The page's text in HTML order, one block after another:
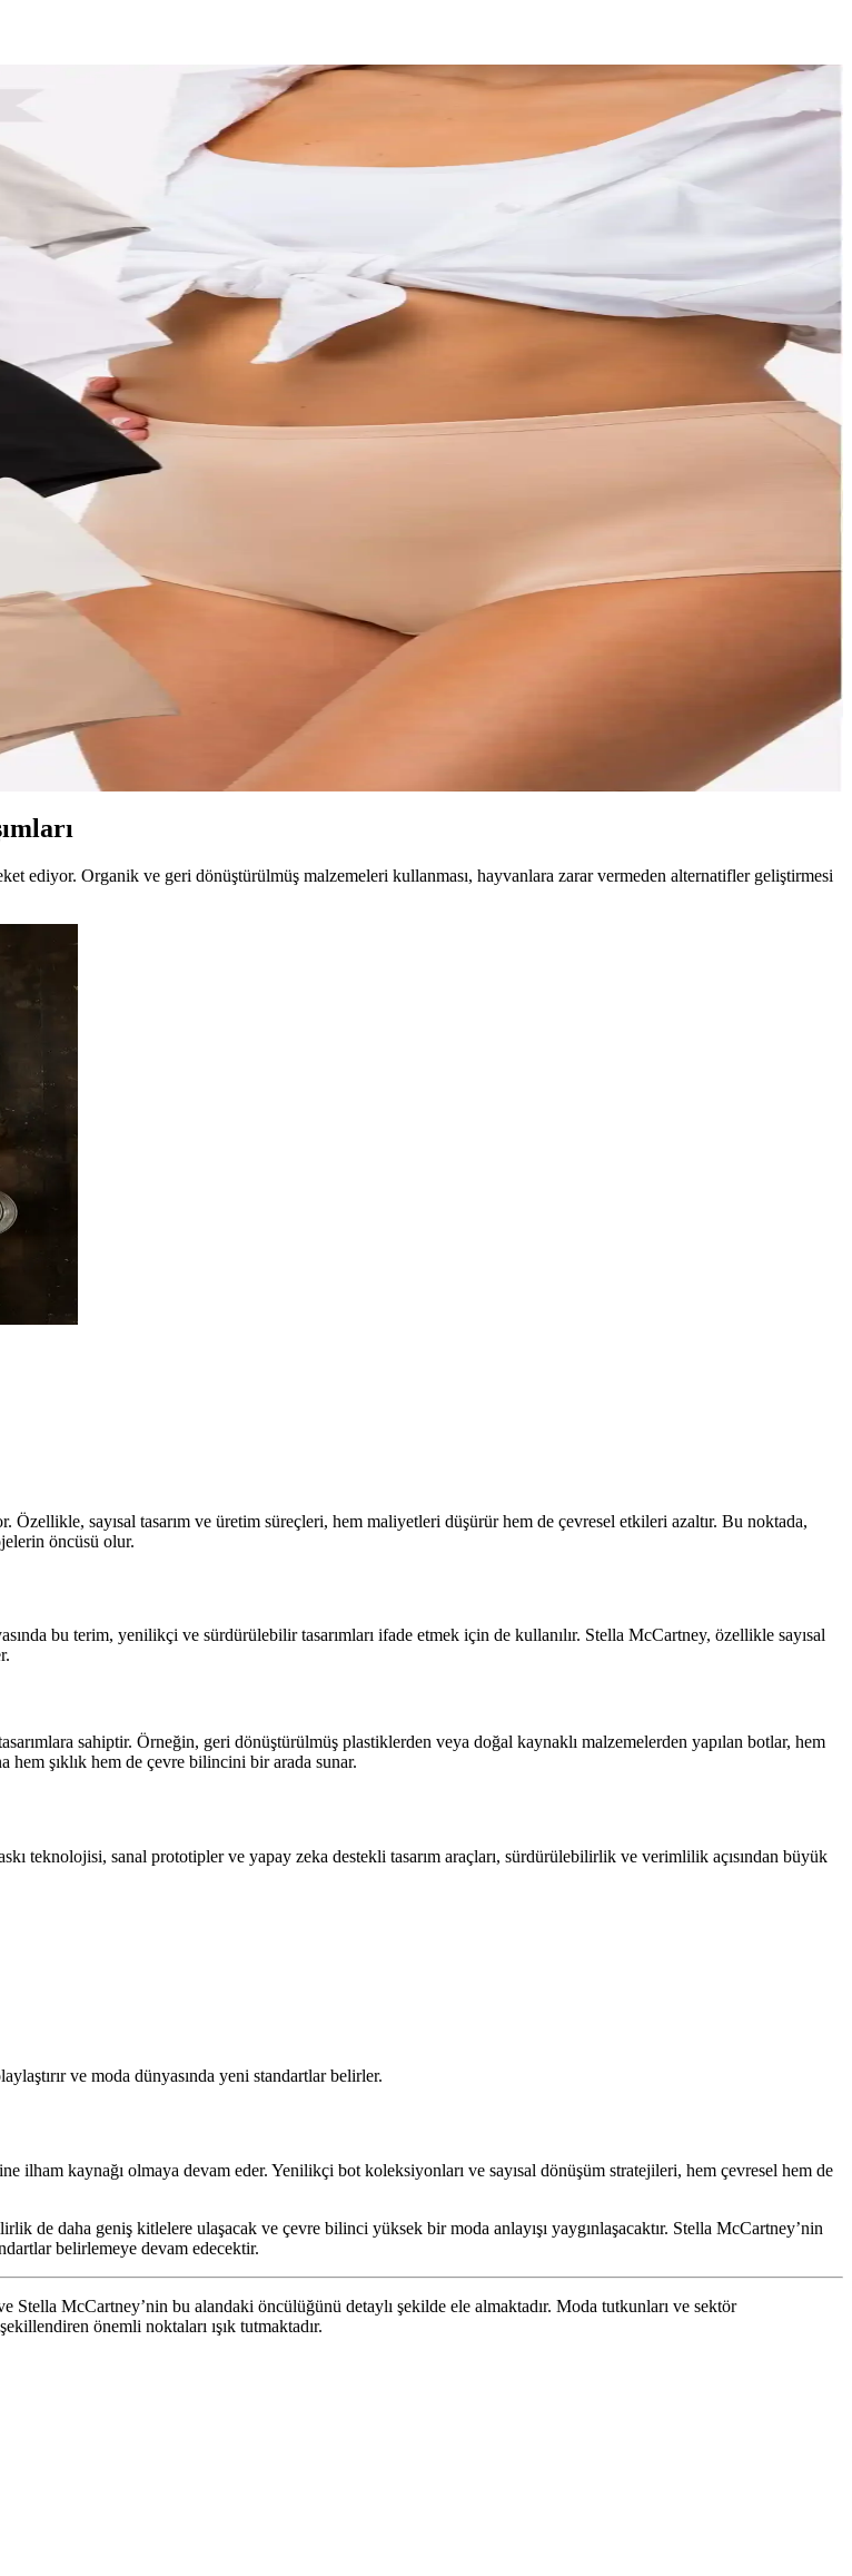
Yöntemler
kaliteli kumaş seçimi, küçük sürdürülebilir markalar ve dikiş öğrenme gibi stratejiler önemlidir.
modeller ve uygun fiyat seçenekleriyle öğrencilere ideal bir tercih sağlar.
Kullanım İçin
sunar. Dayanıklı, çevre dostu ve her tarzla uyum sağlayan bu ürünler, gardrobunuzun vazgeçilmezleri arasında
İpuçları
tarza ve bütçeye uygun ürünler sunar.
ve şıklık arayanlar için ideal, enerjik tasarımıyla dikkat çekiyor.
şık görünmenizi sağlar. Kombinasyon önerileriyle stilinizi tamamlayın.
ve stil önerileriyle soğuk havalarda modern ve rahat görünüm sağlayın.
Tasarımıyla Konfor Sunar
konfor ve destek sağlar, çeşitli renk seçenekleriyle günlük kullanım için idealdir.
ediyor. Organik ve geri dönüştürülmüş malzemeleri kullanması, hayvanlara zarar vermeden alternatifler geliştirmesi
sayısal tasarım ve üretim süreçleri, hem maliyetleri düşürür hem de çevresel etkileri azaltır. Bu noktada,
öncüsü olur.
bu terim, yenilikçi ve sürdürülebilir tasarımları ifade etmek için de kullanılır. Stella McCartney, özellikle sayısal
sahiptir. Örneğin, geri dönüştürülmüş plastiklerden veya doğal kaynaklı malzemelerden yapılan botlar, hem
hem şıklık hem de çevre bilincini bir arada sunar.
teknolojisi, sanal prototipler ve yapay zeka destekli tasarım araçları, sürdürülebilirlik ve verimlilik açısından büyük
ve moda dünyasında yeni standartlar belirler.
kaynağı olmaya devam eder. Yenilikçi bot koleksiyonları ve sayısal dönüşüm stratejileri, hem çevresel hem de
de daha geniş kitlelere ulaşacak ve çevre bilinci yüksek bir moda anlayışı yaygınlaşacaktır. Stella McCartney’nin
belirlemeye devam edecektir.
McCartney’nin bu alandaki öncülüğünü detaylı şekilde ele almaktadır. Moda tutkunları ve sektör
önemli noktaları ışık tutmaktadır.